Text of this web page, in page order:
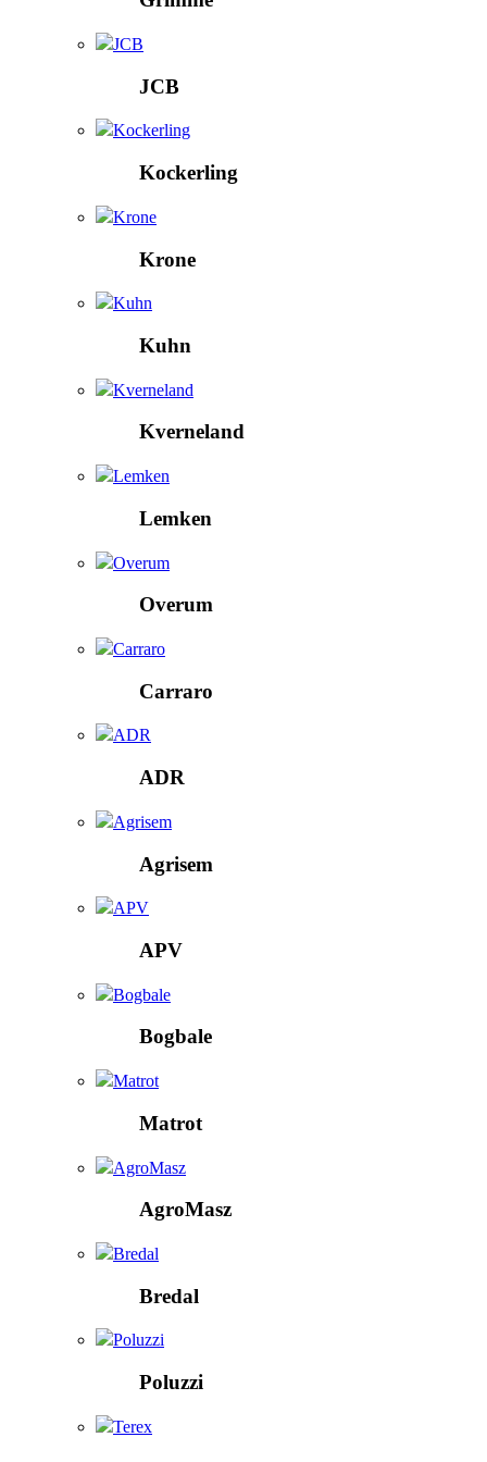
JCB
JCB
Kockerling
Kockerling
Krone
Krone
Kuhn
Kuhn
Kverneland
Kverneland
Lemken
Lemken
Overum
Overum
Carraro
Carraro
ADR
ADR
Agrisem
Agrisem
APV
APV
Bogbale
Bogbale
Matrot
Matrot
AgroMasz
AgroMasz
Bredal
Bredal
Poluzzi
Poluzzi
Terex